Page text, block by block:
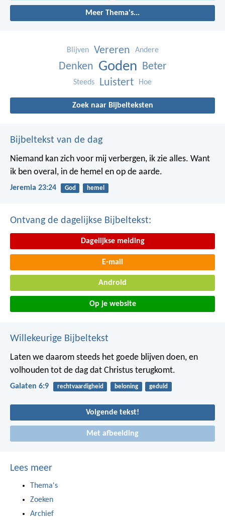
Meer Thema's...
Blijven Vereren Andere
Denken Goden Beter
Steeds Luistert Hoe
Zoek naar Bijbelteksten
Bijbeltekst van de dag
Niemand kan zich voor mij verbergen, ik zie alles. Want
ik ben overal, in de hemel en op de aarde.
Jeremia 23:24 God hemel
Ontvang de dagelijkse Bijbeltekst:
Dagelijkse melding
E-mail
Android
Op je website
Willekeurige Bijbeltekst
Laten we daarom steeds het goede blijven doen, en
volhouden tot de dag dat Christus terugkomt.
Galaten 6:9 rechtvaardigheid beloning geduld
Volgende tekst!
Met afbeelding
Lees meer
Thema's
Zoeken
Archief